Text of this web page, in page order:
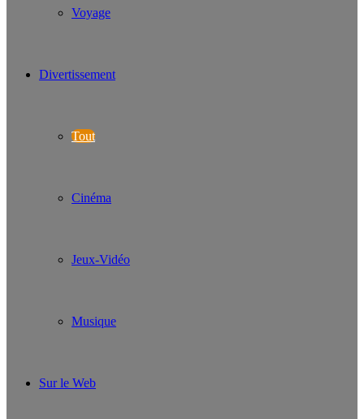
Voyage
Divertissement
Tout
Cinéma
Jeux-Vidéo
Musique
Sur le Web